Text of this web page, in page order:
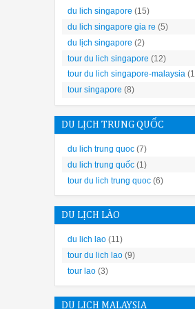
Khi đã có máy rửa bát phù
Dùng để xếp các loại cốc, tách, bát
để xếp các loại tô, đĩa lớn hay
du lich singapore (15)
du lich singapore gia re (5)
du lịch singapore (2)
tour du lich singapore (12)
tour du lich singapore-malaysia
tour singapore (8)
DU LỊCH TRUNG QUỐC
du lich trung quoc (7)
du lich trung quốc (1)
tour du lich trung quoc (6)
DU LỊCH LÀO
du lich lao (11)
tour du lich lao (9)
tour lao (3)
DU LỊCH MALAYSIA